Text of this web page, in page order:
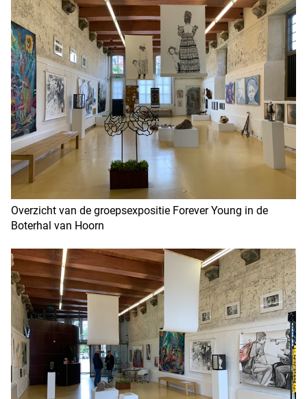
Overzicht van de groepsexpositie Forever Young in de
Boterhal van Hoorn